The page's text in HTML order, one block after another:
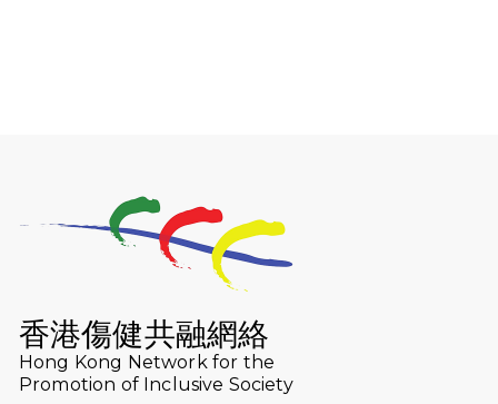
2026-07-23
猛龍長跑隊恆常練習 - 7月23日
（19:00開始）
猛龍長跑隊恆常練習 - 7月16日
2026-07-10
【猛龍戈壁118公里分享暨香港傷健共
融網絡15周年晚宴】
香港傷健共融網絡
Hong Kong Network for the
Promotion of Inclusive Society